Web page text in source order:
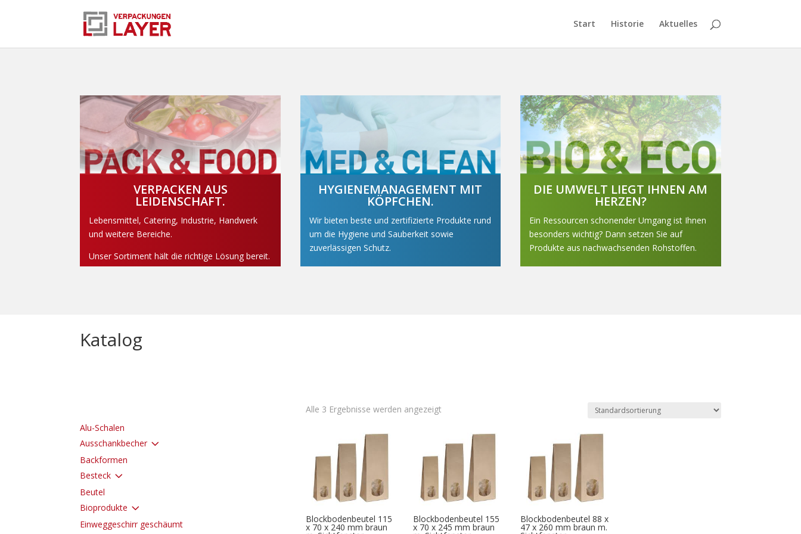
Start Historie Aktuelles
VERPACKEN AUS
LEIDENSCHAFT.
Lebensmittel, Catering, Industrie, Handwerk
und weitere Bereiche.
Unser Sortiment hält die richtige Lösung bereit.
HYGIENEMANAGEMENT MIT
KÖPFCHEN.
Wir bieten beste und zertifizierte Produkte rund
um die Hygiene und Sauberkeit sowie
zuverlässigen Schutz.
DIE UMWELT LIEGT IHNEN AM
HERZEN?
Ein Ressourcen schonender Umgang ist Ihnen
besonders wichtig? Dann setzen Sie auf
Produkte aus nachwachsenden Rohstoffen.
Katalog
Alu-Schalen
Ausschankbecher3
Backformen
Besteck 3
Beutel
Bioprodukte 3
Einweggeschirr geschäumt
Alle 3 Ergebnisse werden angezeigt
Blockbodenbeutel 115
x 70 x 240 mm braun
Blockbodenbeutel 155
x 70 x 245 mm braun
Blockbodenbeutel 88 x
47 x 260 mm braun m.